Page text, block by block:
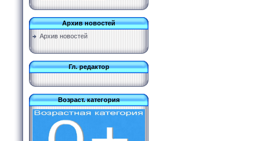
Архив новостей
Архив новостей
Гл. редактор
Возраст. категория